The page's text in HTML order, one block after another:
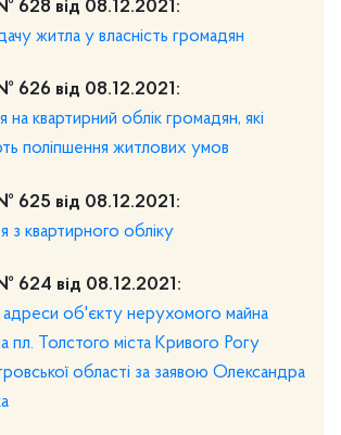
628 від 08.12.2021:
житла у власність громадян
626 від 08.12.2021:
на квартирний облік громадян, які
поліпшення житлових умов
625 від 08.12.2021:
з квартирного обліку
624 від 08.12.2021:
адреси об'єкту нерухомого майна
пл. Толстого міста Кривого Рогу
області за заявою Олександра